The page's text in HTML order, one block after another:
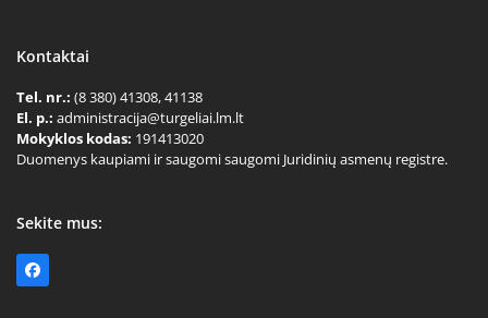
Kontaktai
Tel. nr.: (8 380) 41308, 41138
El. p.: administracija@turgeliai.lm.lt
Mokyklos kodas: 191413020
Duomenys kaupiami ir saugomi saugomi Juridinių asmenų registre.
Sekite mus:
Facebook